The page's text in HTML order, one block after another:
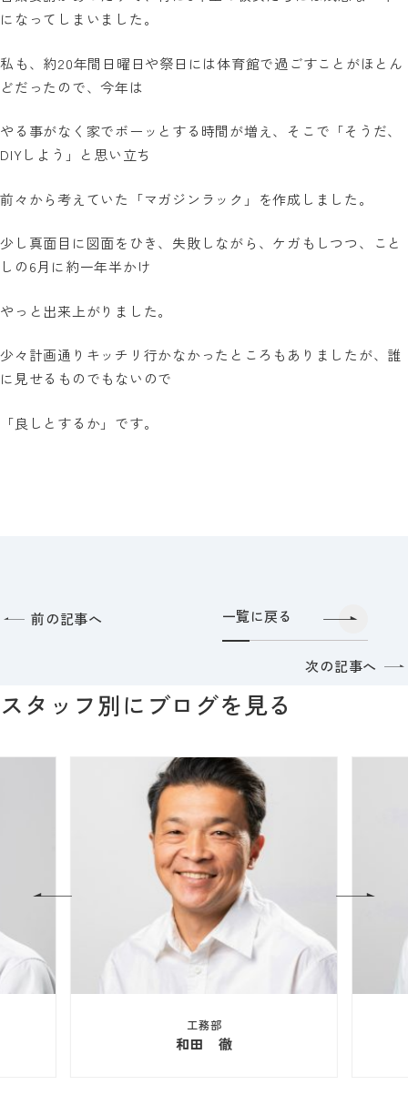
になってしまいました。
私も、約20年間日曜日や祭日には体育館で過ごすことがほとん
どだったので、今年は
やる事がなく家でボーッとする時間が増え、そこで「そうだ、
DIYしよう」と思い立ち
前々から考えていた「マガジンラック」を作成しました。
少し真面目に図面をひき、失敗しながら、ケガもしつつ、こと
しの6月に約一年半かけ
やっと出来上がりました。
少々計画通りキッチリ行かなかったところもありましたが、誰
に見せるものでもないので
「良しとするか」です。
前の記事へ 一覧に戻る
次の記事へ
スタッフ別にブログを見る
工務部
和田 徹